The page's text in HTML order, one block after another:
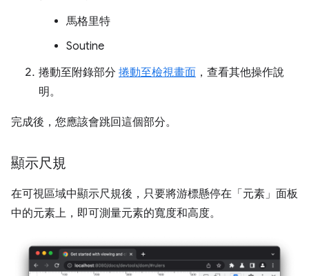
馬格里特
Soutine
捲動至附錄部分 捲動至檢視畫面 ，查看其他操作說
明。
完成後，您應該會跳回這個部分。
顯示尺規
在可視區域中顯示尺規後，只要將游標懸停在「元素」 面板
中的元素上，即可測量元素的寬度和高度。